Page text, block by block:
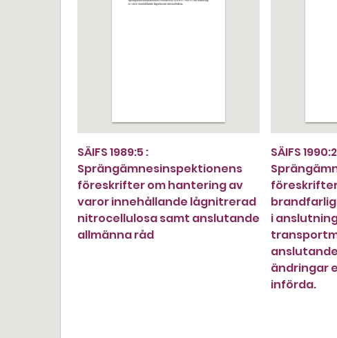
SÄIFS 1989:5 :
Sprängämnesinspektionens
föreskrifter om hantering av
varor innehållande lågnitrerad
nitrocellulosa samt anslutande
allmänna råd
SÄIFS
i
ändringar
införda.